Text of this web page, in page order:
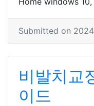
Submitted on
비발치교
이드